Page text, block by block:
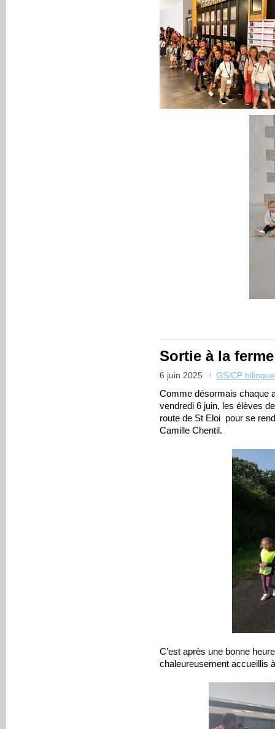
Sortie à la
6 juin 2025 GS/CP bilingue
Comme désormais chaque
vendredi 6 juin, les élèves
route de St Eloi pour se
Camille Chentil.
C’est après une bonne
chaleureusement accueillis